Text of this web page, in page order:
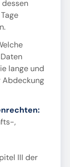
lange und
Abdeckung
,
III der